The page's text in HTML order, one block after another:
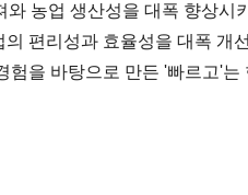
농업 생산성을 대폭 향상
편리성과 효율성을 대폭 개
을 바탕으로 만든 '빠르고'